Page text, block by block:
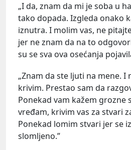
„I da, znam da mi je soba u
tako dopada. Izgleda onako
iznutra. I molim vas, ne
jer ne znam da na to
su se sva ova osećanja
„Znam da ste ljuti na mene. I
krivim. Prestao sam da
Ponekad vam kažem grozne
vređam, krivim vas za stvari
Ponekad lomim stvari jer se
slomljeno.”